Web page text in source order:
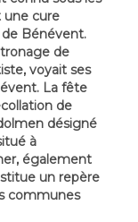
une cure
de Bénévent.
de
voyait ses
La fête
de
désigné
à
également
un repère
communes